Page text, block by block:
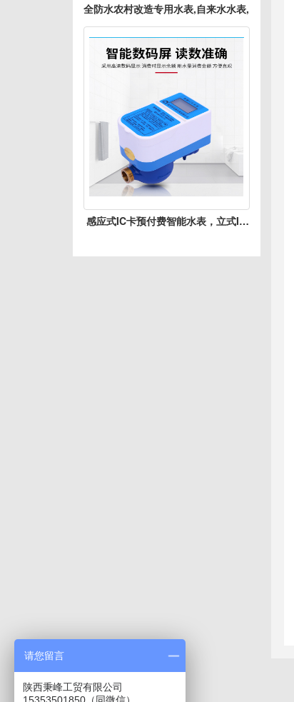
全防水农村改造专用水表,自来水水表,
感应式IC卡预付费智能水表，立式IC
请您留言
陕西秉峰工贸有限公司